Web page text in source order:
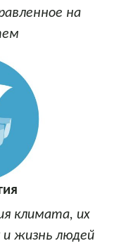
на
климата, их
и жизнь людей